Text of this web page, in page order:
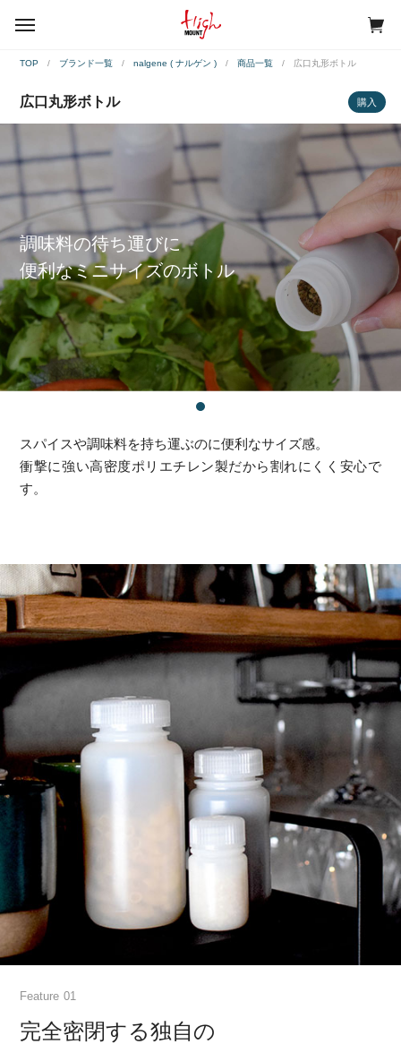
TOP ブランド一覧 nalgene ( ナルゲン ) 商品一覧 広口丸形ボトル
広口丸形ボトル 購入
調味料の待ち運びに
便利なミニサイズのボトル
スパイスや調味料を持ち運ぶのに便利なサイズ感。
衝撃に強い高密度ポリエチレン製だから割れにくく安心で
す。
Feature
完全密閉する独自の